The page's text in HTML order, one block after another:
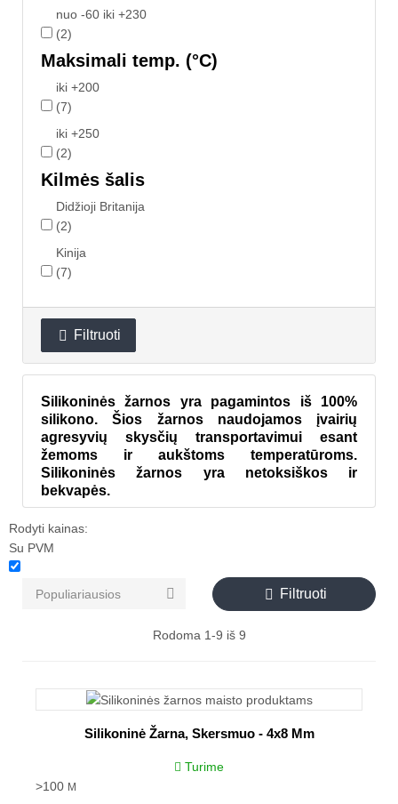
nuo -60 iki +230
(2)
Maksimali temp. (°C)
iki +200
(7)
iki +250
(2)
Kilmės šalis
Didžioji Britanija
(2)
Kinija
(7)
 Filtruoti
Silikoninės žarnos yra pagamintos iš 100%
silikono. Šios žarnos naudojamos įvairių
agresyvių skysčių transportavimui esant
žemoms ir aukštoms temperatūroms.
Silikoninės žarnos yra netoksiškos ir
bekvapės.
Rodyti kainas:
Su PVM

Populiariausios  Filtruoti
Rodoma 1-9 iš 9
Silikoninė Žarna, Skersmuo - 4x8 Mm
Turime
>100 M